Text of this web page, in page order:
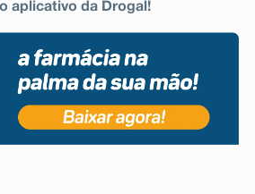
aplicativo da Drogal!